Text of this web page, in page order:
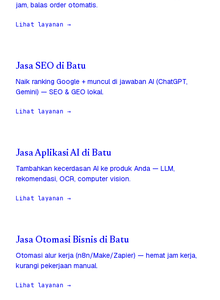
jam, balas order otomatis.
Lihat layanan →
Jasa SEO di Batu
Naik ranking Google + muncul di jawaban AI (ChatGPT,
Gemini) — SEO & GEO lokal.
Lihat layanan →
Jasa Aplikasi AI di Batu
Tambahkan kecerdasan AI ke produk Anda — LLM,
rekomendasi, OCR, computer vision.
Lihat layanan →
Jasa Otomasi Bisnis di Batu
Otomasi alur kerja (n8n/Make/Zapier) — hemat jam kerja,
kurangi pekerjaan manual.
Lihat layanan →